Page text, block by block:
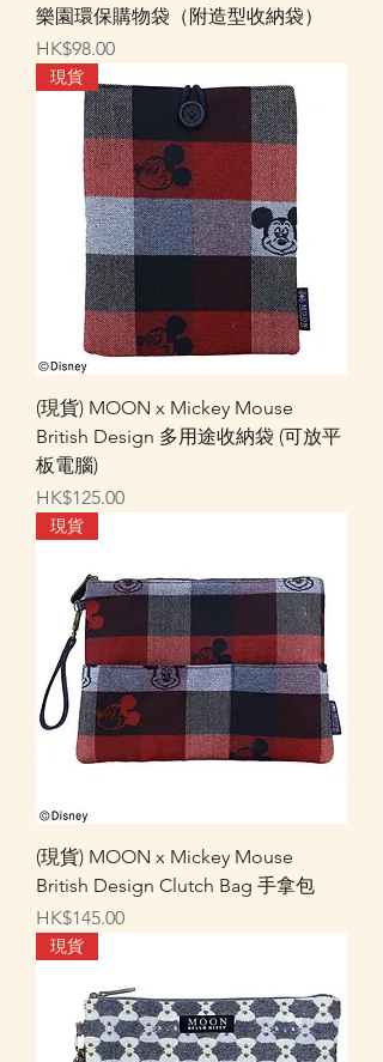
樂園環保購物袋（附造型收納袋）
價格
HK$98.00
現貨
(現貨) MOON x Mickey Mouse
British Design 多用途收納袋 (可放平
板電腦)
價格
HK$125.00
現貨
(現貨) MOON x Mickey Mouse
British Design Clutch Bag 手拿包
價格
HK$145.00
現貨